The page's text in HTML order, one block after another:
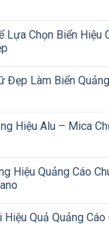
Lựa Chọn Biển Hiệu
Đẹp Làm Biển
Hiệu Alu – Mica
Hiệu Quảng Cáo
Hiệu Quả Quảng